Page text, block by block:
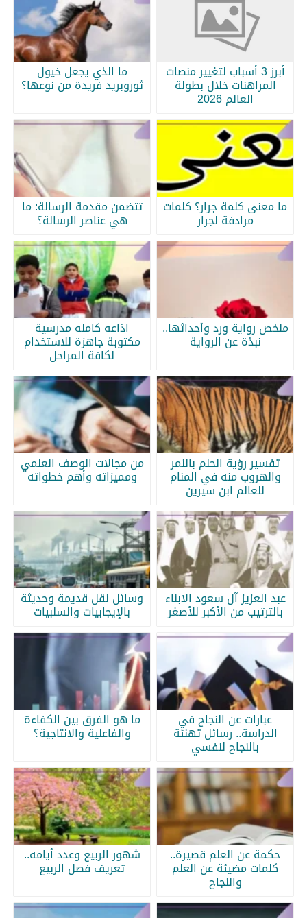
أبرز 3 أسباب لتغيير منصات
المراهنات خلال بطولة
العالم 2026
ما الذي يجعل خيول
ثوروبريد فريدة من نوعها؟
ما معنى كلمة جرار؟ كلمات
مرادفة لجرار
تتضمن مقدمة الرسالة: ما
هي عناصر الرسالة؟
ملخص رواية ورد وأحداثها..
نبذة عن الرواية
اذاعه كامله مدرسية
مكتوبة جاهزة للاستخدام
لكافة المراحل
تفسير رؤية الحلم بالنمر
والهروب منه في المنام
للعالم ابن سيرين
من مجالات الوصف العلمي
ومميزاته وأهم خطواته
عبد العزيز آل سعود الابناء
بالترتيب من الأكبر للأصغر
وسائل نقل قديمة وحديثة
بالإيجابيات والسلبيات
عبارات عن النجاح في
الدراسة.. رسائل تهنئة
بالنجاح لنفسي
ما هو الفرق بين الكفاءة
والفاعلية والانتاجية؟
حكمة عن العلم قصيرة..
كلمات مضيئة عن العلم
والنجاح
شهور الربيع وعدد أيامه..
تعريف فصل الربيع